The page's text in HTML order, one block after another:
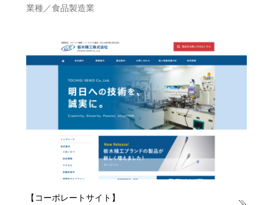
業種／食品製造業
【コーポレートサイト】